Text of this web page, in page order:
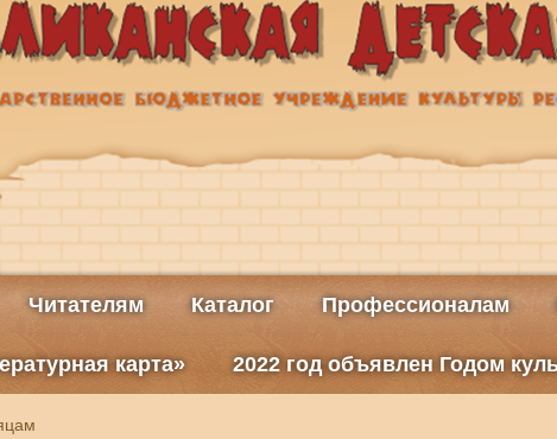
Читателям Каталог Профессионалам
карта» 2022 год объявлен Годом